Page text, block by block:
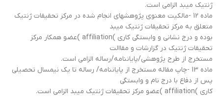
ژنتیک میبد الزامی است.
ماده 12 -مالکیت معنوی پژوهشهای انجام شده در مرکز تحقیقات ژنتیک
متعلق به مرکز تحقیقات ژنتیک میبد
بوده و درج نشانی و وابستگی کاری )affiliation )عضو همکار مرکز
تحقیقات ژنتیک در گزارشات و مقاالت
مستخرج از طرح پژوهشی/پایاننامه/رساله الزامی است.
ماده 13 -چاپ مقاله مستخرج از پایاننامه/ رساله تا یک نیمسال تحصیلی
پس از دفاع با درج نام و وابستگی
کاری )affiliation )عضو مرکز تحقیقات ژنتیک میبد الزامی است.